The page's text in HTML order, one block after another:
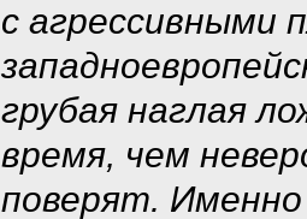
с агрессивными
грубая наглая
время, чем
поверят.